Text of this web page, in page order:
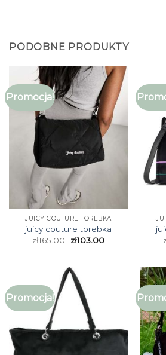
PODOBNE PRODUKTY
Promocja!
JUICY COUTURE TOREBKA
juicy couture torebka
zł165.00 zł103.00
Promocja!